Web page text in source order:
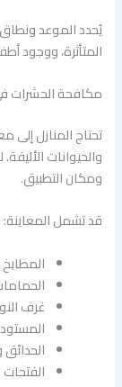
يُحدد الموعد
المتأثرة، ووجود
مكافحة الحشرات
تحتاج المنازل
والحيوانات
ومكان التطبيق.
قد تشمل المعاينة:
المطابخ
غرف